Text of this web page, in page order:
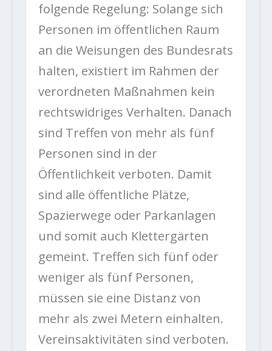
folgende Regelung: Solange sich
Personen im öffentlichen Raum
an die Weisungen des Bundesrats
halten, existiert im Rahmen der
verordneten Maßnahmen kein
rechtswidriges Verhalten. Danach
sind Treffen von mehr als fünf
Personen sind in der
Öffentlichkeit verboten. Damit
sind alle öffentliche Plätze,
Spazierwege oder Parkanlagen
und somit auch Klettergärten
gemeint. Treffen sich fünf oder
weniger als fünf Personen,
müssen sie eine Distanz von
mehr als zwei Metern einhalten.
Vereinsaktivitäten sind verboten.